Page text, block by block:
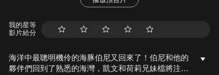
我的星等
影片給分
海洋中最聰明機伶的海豚伯尼又回來了！伯尼和他的
夥伴們回到了熟悉的海灣，凱文和荷莉兄妹檔將注意